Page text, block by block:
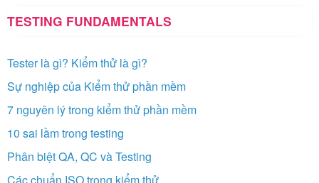
TESTING FUNDAMENTALS
Tester là gì? Kiểm thử là gì?
Sự nghiệp của Kiểm thử phần mềm
7 nguyên lý trong kiểm thử phần mềm
10 sai lầm trong testing
Phân biệt QA, QC và Testing
Các chuẩn ISO trong kiểm thử